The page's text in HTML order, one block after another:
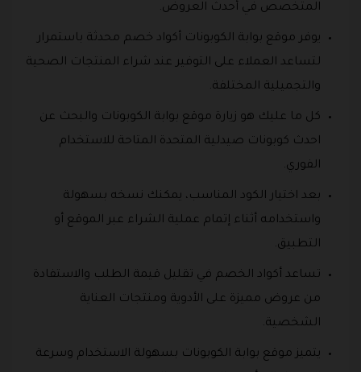
المتخصص في أحدث العروض.
يوفر موقع بوابة الكوبونات أكواد خصم محدثة باستمرار
لتساعد العملاء على التوفير عند شراء المنتجات الصحية
والتجميلية المختلفة.
كل ما عليك هو زيارة موقع بوابة الكوبونات والبحث عن
احدث كوبونات صيدلية المتحدة المتاحة للاستخدام
الفوري.
بعد اختيار الكود المناسب، يمكنك نسخه بسهولة
واستخدامه أثناء إتمام عملية الشراء عبر الموقع أو
التطبيق.
تساعد أكواد الخصم في تقليل قيمة الطلب والاستفادة
من عروض مميزة على الأدوية ومنتجات العناية
الشخصية.
يتميز موقع بوابة الكوبونات بسهولة الاستخدام وسرعة